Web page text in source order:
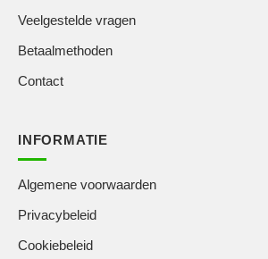
Veelgestelde vragen
Betaalmethoden
Contact
INFORMATIE
Algemene voorwaarden
Privacybeleid
Cookiebeleid